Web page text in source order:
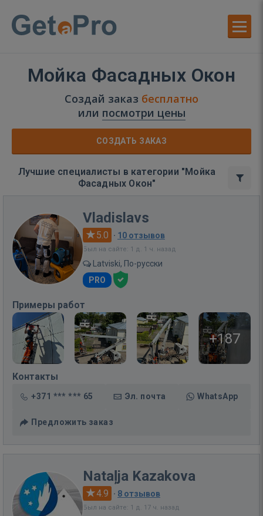
Мойка Фасадных Окон
Создай заказ бесплатно
или посмотри цены
СОЗДАТЬ ЗАКАЗ
Лучшие специалисты в категории "Мойка
Фасадных Окон"
Vladislavs
5.0 · 10 отзывов
Был на сайте: 1 д. 1 ч. назад
Latviski, По-русски
PRO
Примеры работ
+187
Контакты
+371 *** *** 65 Эл. почта WhatsApp
Предложить заказ
Nataļja Kazakova
4.9 · 8 отзывов
Был на сайте: 1 д. 17 ч. назад